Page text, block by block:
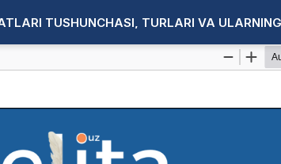
TUSHUNCHASI, TURLARI VA